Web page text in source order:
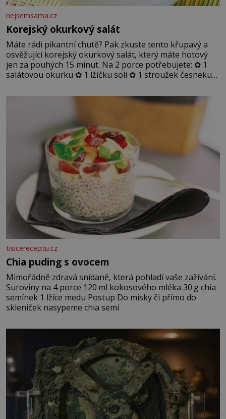
nejsemsama.cz
Korejský okurkový salát
Máte rádi pikantní chutě? Pak zkuste tento křupavý a
osvěžující korejský okurkový salát, který máte hotový
jen za pouhých 15 minut. Na 2 porce potřebujete: ✿ 1
salátovou okurku ✿ 1 lžičku soli ✿ 1 stroužek česneku
sezamového oleje ✿ 1 lžičku chilli ✿ 1 lžičku cukru ✿ 1
jarní cibulku ✿ 1 lžíci sezamových semínek
tisicereceptu.cz
Chia puding s ovocem
Mimořádně zdravá snídaně, která pohladí vaše zažívání.
Suroviny na 4 porce 120 ml kokosového mléka 30 g chia
semínek 1 lžíce medu Postup Do misky či přímo do
skleniček nasypeme chia semí